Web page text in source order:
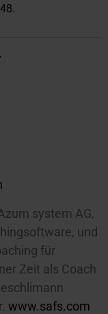
system AG,
und
für
Zeit als Coach
www.safs.com